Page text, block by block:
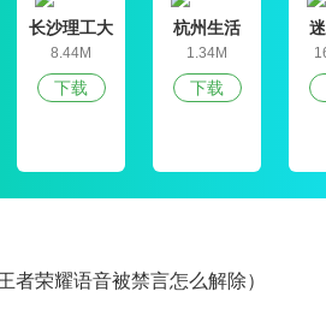
爆歌曲，智能搜索、收藏下载、单曲循环、随机
长沙理工大
学就业信息
网学生信息
管理平台
8.44M
下载
杭州生活
1.34M
下载
者荣耀语音被禁言怎么解除）